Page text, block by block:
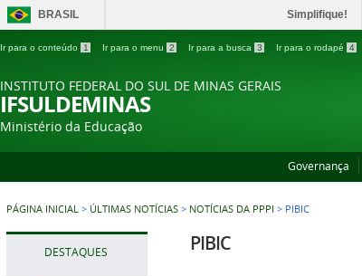
BRASIL Simplifique!
Ir para o conteúdo 1 Ir para o menu 2 Ir para a busca 3 Ir para o rodapé 4
INSTITUTO FEDERAL DO SUL DE MINAS GERAIS
IFSULDEMINAS
Ministério da Educação
Governança
PÁGINA INICIAL > ÚLTIMAS NOTÍCIAS > NOTÍCIAS DA PPPI > PIBIC
DESTAQUES PIBIC